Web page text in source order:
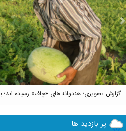
گزارش تصویری؛ هندوانه های «چاف» رسیده
Next
پر بازدید ها